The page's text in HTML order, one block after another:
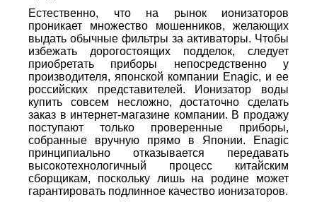
Естественно, что на рынок ионизаторов
проникает множество мошенников, желающих
выдать обычные фильтры за активаторы. Чтобы
избежать дорогостоящих подделок, следует
приобретать приборы непосредственно у
производителя, японской компании Enagic, и ее
российских представителей. Ионизатор воды
купить совсем несложно, достаточно сделать
заказ в интернет-магазине компании. В продажу
поступают только проверенные приборы,
собранные вручную прямо в Японии. Enagic
принципиально отказывается передавать
высокотехнологичный процесс китайским
сборщикам, поскольку лишь на родине может
гарантировать подлинное качество ионизаторов.